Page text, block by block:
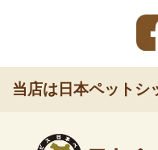
当店は日本ペットシ